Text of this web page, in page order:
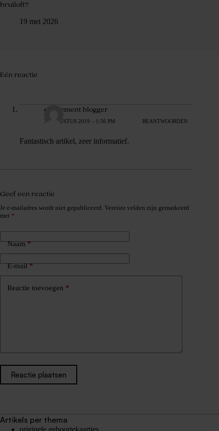
bruiloft?
19 mei 2026
Eén reactie
evenement blogger
7 AUGUSTUS 2019 – 1:56 PM BEANTWOORDEN
Fantastisch artikel, zeer informatief.
Geef een reactie
Je e-mailadres wordt niet gepubliceerd. Vereiste velden zijn gemarkeerd
met *
Naam*
E-mail*
Reactie toevoegen *
Reactie plaatsen
Artikels per thema
originele geboortekaartjes